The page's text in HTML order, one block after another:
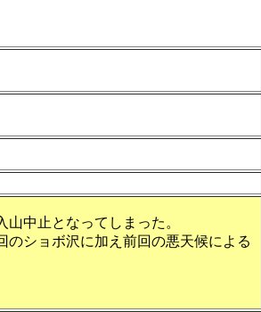
中止となってしまった。
ショボ沢に加え前回の悪天候による